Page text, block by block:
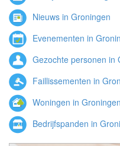
Nieuws in Groningen
Evenementen in
Gezochte personen in
Faillissementen in
Woningen in Groningen
Bedrijfspanden in